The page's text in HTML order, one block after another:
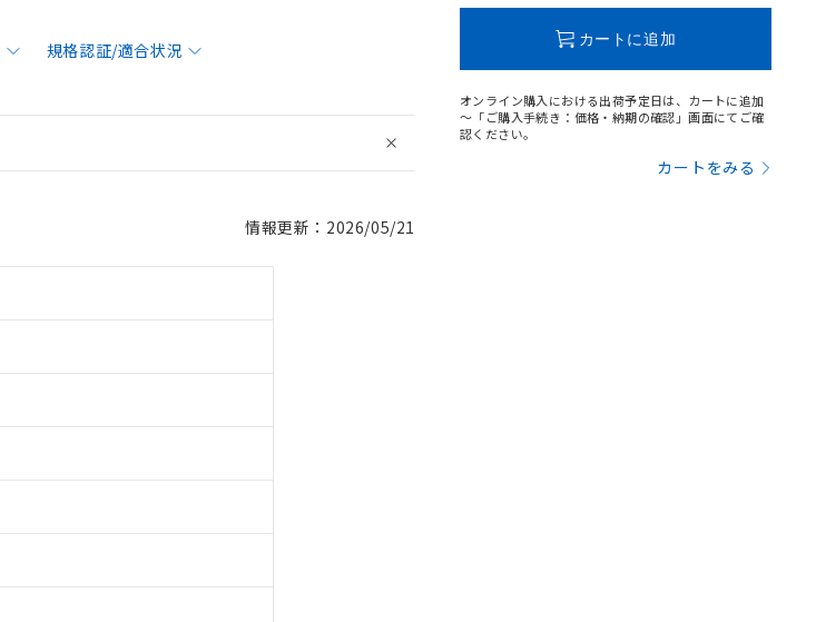
規格認証/適合状況
情報更新：2026/05/21
カートに追加
オンライン購入における出荷予定日は、カートに追加
～「ご購入手続き：価格・納期の確認」画面にてご確
認ください。
カートをみる